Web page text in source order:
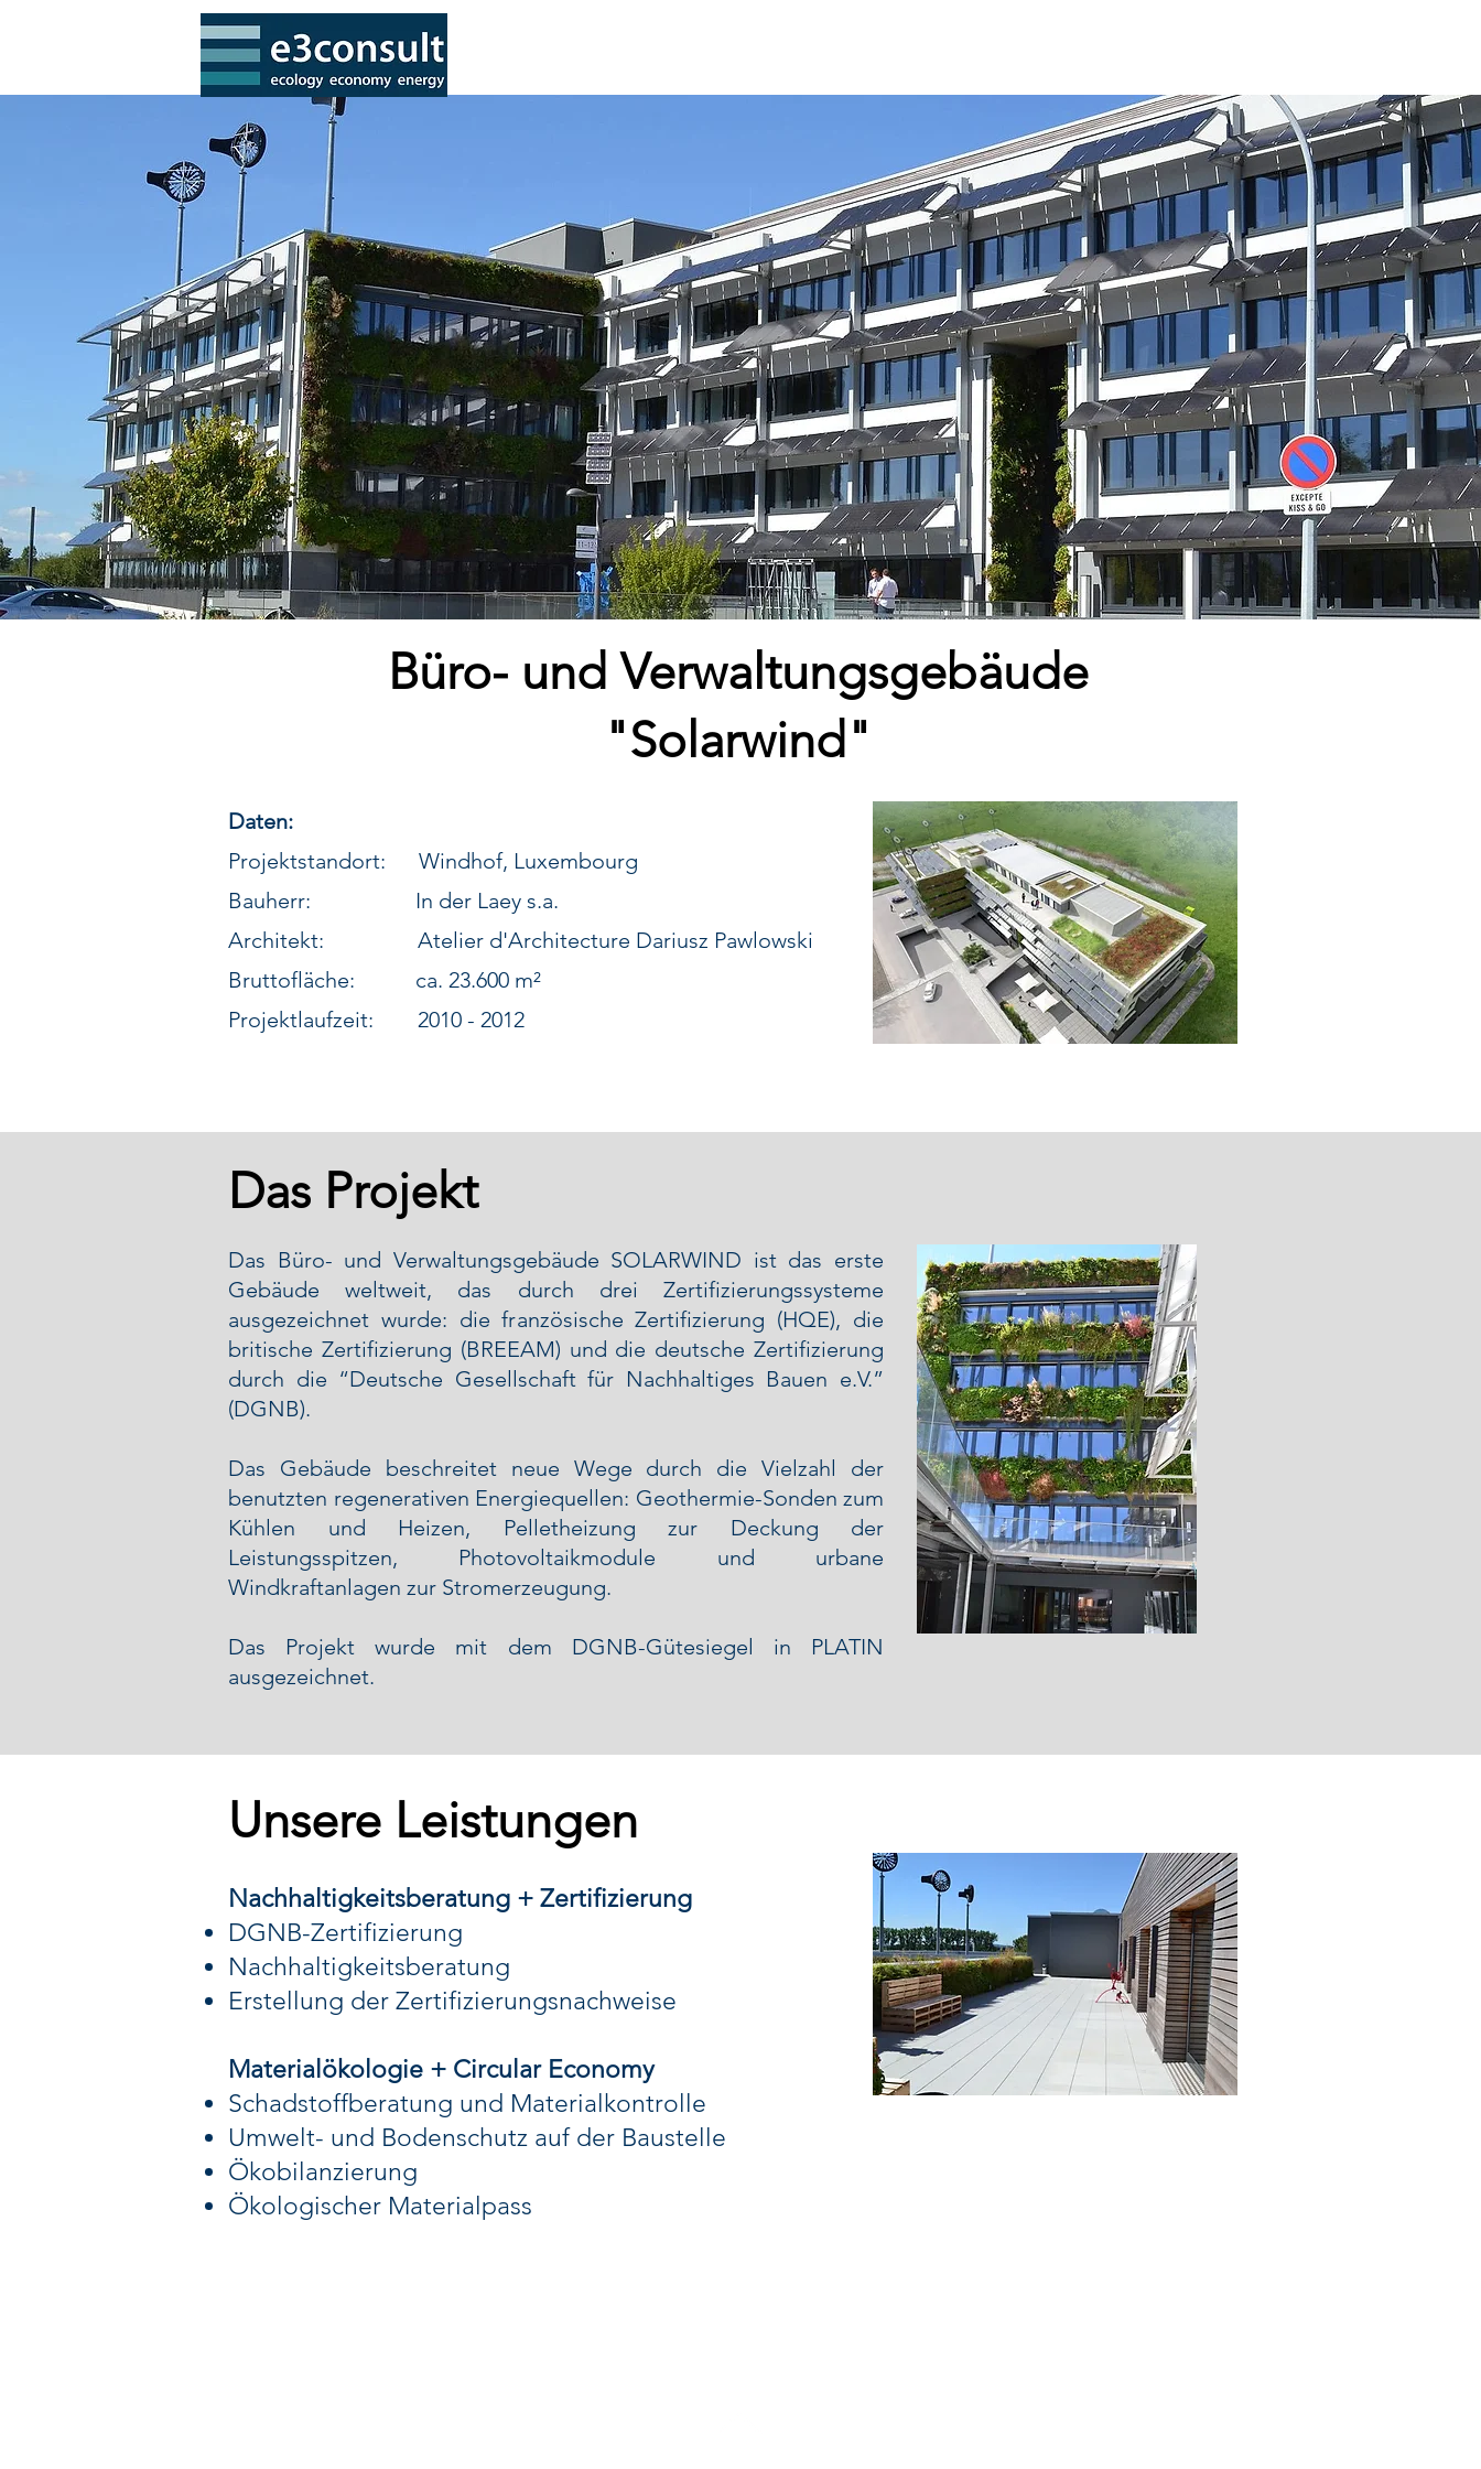
Büro- und Verwaltungsgebäude
"Solarwind"
Daten:
Projektstandort: Windhof, Luxembourg
Bauherr: In der Laey s.a.
Architekt: Atelier d'Architecture Dariusz Pawlowski
Bruttofläche: ca. 23.600 m²
Projektlaufzeit: 2010 - 2012
Das Projekt
Das Büro- und Verwaltungsgebäude SOLARWIND ist das erste
Gebäude weltweit, das durch drei Zertifizierungssysteme
ausgezeichnet wurde: die französische Zertifizierung (HQE), die
britische Zertifizierung (BREEAM) und die deutsche Zertifizierung
durch die “Deutsche Gesellschaft für Nachhaltiges Bauen e.V.”
(DGNB).
Das Gebäude beschreitet neue Wege durch die Vielzahl der
benutzten regenerativen Energiequellen: Geothermie-Sonden zum
Kühlen und Heizen, Pelletheizung zur Deckung der
Leistungsspitzen, Photovoltaikmodule und urbane
Windkraftanlagen zur Stromerzeugung.
Das Projekt wurde mit dem DGNB-Gütesiegel in PLATIN
ausgezeichnet.
Unsere Leistungen
Nachhaltigkeitsberatung + Zertifizierung
DGNB-Zertifizierung
Nachhaltigkeitsberatung
Erstellung der Zertifizierungsnachweise
Materialökologie + Circular Economy
Schadstoffberatung und Materialkontrolle
Umwelt- und Bodenschutz auf der Baustelle
Ökobilanzierung
Ökologischer Materialpass